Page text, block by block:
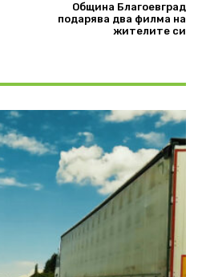
Община Благоевград
подарява два филма на
жителите си